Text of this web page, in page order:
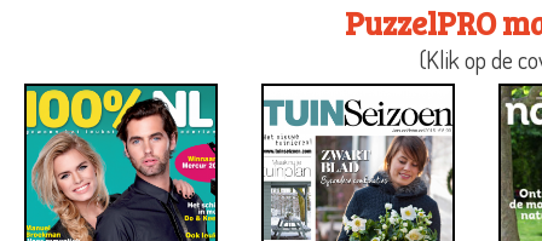
PuzzelPRO
(Klik op de